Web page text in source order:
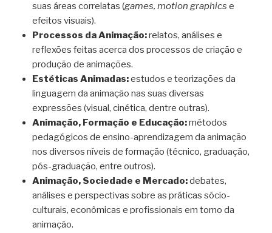
suas áreas correlatas (games, motion graphics e
efeitos visuais).
Processos da Animação:relatos, análises e
reflexões feitas acerca dos processos de criação e
produção de animações.
Estéticas Animadas:estudos e teorizações da
linguagem da animação nas suas diversas
expressões (visual, cinética, dentre outras).
Animação, Formação e Educação:métodos
pedagógicos de ensino-aprendizagem da animação
nos diversos níveis de formação (técnico, graduação,
pós-graduação, entre outros).
Animação, Sociedade e Mercado:debates,
análises e perspectivas sobre as práticas sócio-
culturais, econômicas e profissionais em torno da
animação.